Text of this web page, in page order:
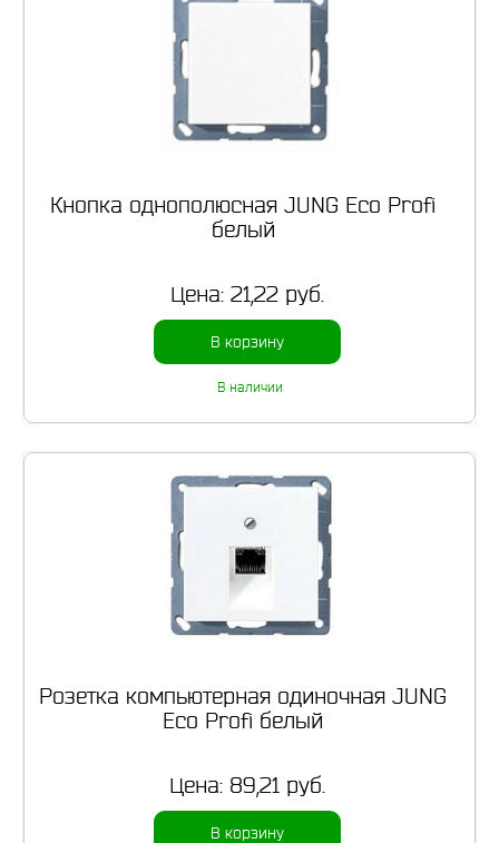
Кнопка однополюсная JUNG Eco Profi
белый
Цена: 21,22 руб.
В корзину
В наличии
Розетка компьютерная одиночная JUNG
Eco Profi белый
Цена: 89,21 руб.
В корзину